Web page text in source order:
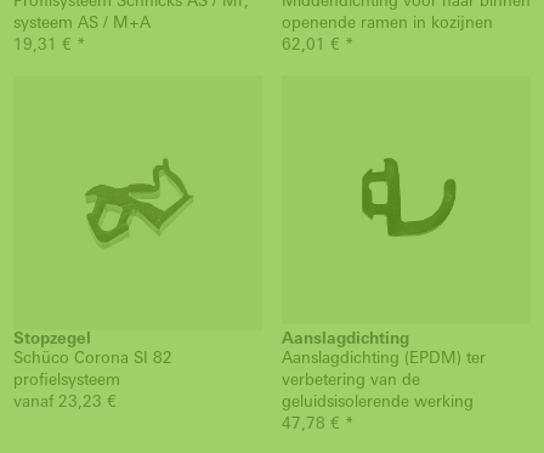
systeem AS / M+A
19,31 € *
openende ramen in kozijnen
62,01 € *
Stopzegel
Schüco Corona SI 82
profielsysteem
vanaf 23,23 €
Aanslagdichting
Aanslagdichting (EPDM) ter
verbetering van de
geluidsisolerende werking
47,78 € *